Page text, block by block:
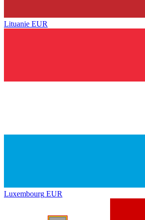
Lituanie EUR
Luxembourg EUR